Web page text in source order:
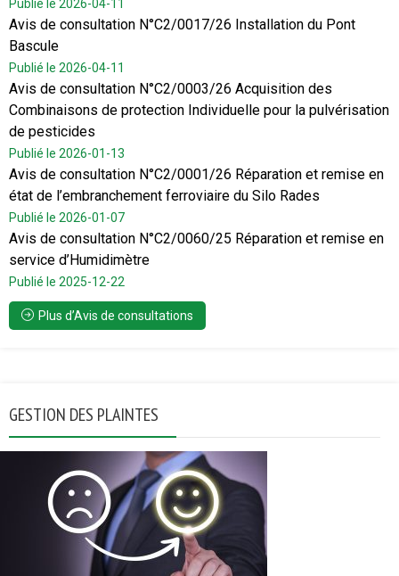
Publié le 2026-04-11
Avis de consultation N°C2/0017/26 Installation du Pont
Bascule
Publié le 2026-04-11
Avis de consultation N°C2/0003/26 Acquisition des
Combinaisons de protection Individuelle pour la pulvérisation
de pesticides
Publié le 2026-01-13
Avis de consultation N°C2/0001/26 Réparation et remise en
état de l’embranchement ferroviaire du Silo Rades
Publié le 2026-01-07
Avis de consultation N°C2/0060/25 Réparation et remise en
service d’Humidimètre
Publié le 2025-12-22
Plus d’Avis de consultations
GESTION DES PLAINTES